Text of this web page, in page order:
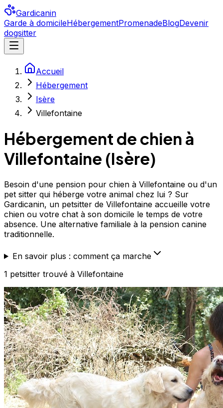
Gardicanin
Garde à domicileHébergementPromenadeBlogDevenir
dogsitter
Accueil
Hébergement
Isère
Villefontaine
Hébergement de chien à
Villefontaine (Isère)
Besoin d'une pension pour chien à Villefontaine ou d'un
pet sitter qui héberge votre animal chez lui ? Sur
Gardicanin, un petsitter de Villefontaine accueille votre
chien ou votre chat à son domicile le temps de votre
absence. Une alternative familiale à la pension canine
traditionnelle.
En savoir plus : comment ça marche
1 petsitter trouvé à Villefontaine